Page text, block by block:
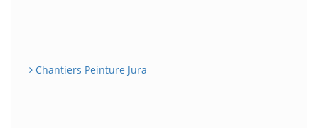
Chantiers Peinture Jura